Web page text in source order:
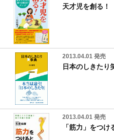
天才児を創る！
2013.04.01 発売
日本のしきたり
2013.04.01 発売
「筋力」をつ